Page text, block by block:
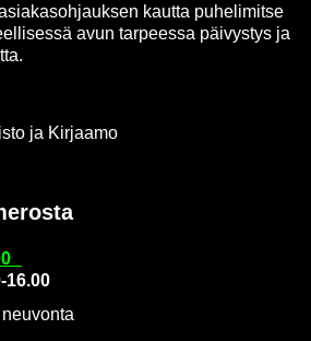
kaut­ta pu­he­li­mit­se
avun tar­pees­sa päi­vys­tys ja
ja Kir­jaa­mo
16.00